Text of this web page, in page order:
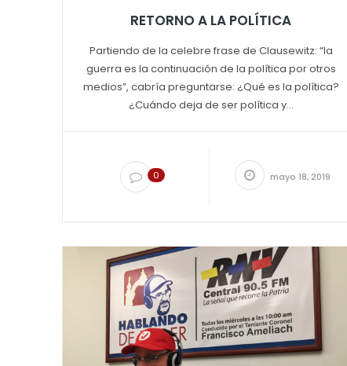
RETORNO A LA POLÍTICA
Partiendo de la celebre frase de Clausewitz: “la
guerra es la continuación de la política por otros
medios”, cabría preguntarse: ¿Qué es la política?
¿Cuándo deja de ser política y...
0 mayo 18, 2019